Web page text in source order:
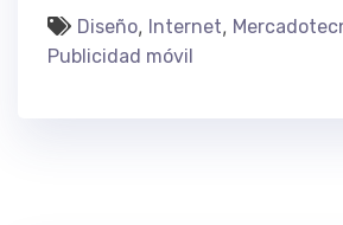
Diseño, Internet,
Publicidad móvil